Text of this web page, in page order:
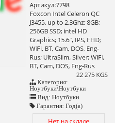
Артикул:7798
Foxcon Intel Celeron QC
J3455, up to 2.3Ghz; 8GB;
256GB SSD; intel HD
Graphics; 15.6", IPS, FHD;
WiFi, BT, Cam, DOS, Eng-
Rus; UltraSlim, Silver; WiFi,
BT, Cam, DOS, Eng-Rus
22 275 KGS
Категория:
Ноутбуки\Ноутбуки
Вид: Ноутбуки
Гарантия: Год(а)
Нет на складе